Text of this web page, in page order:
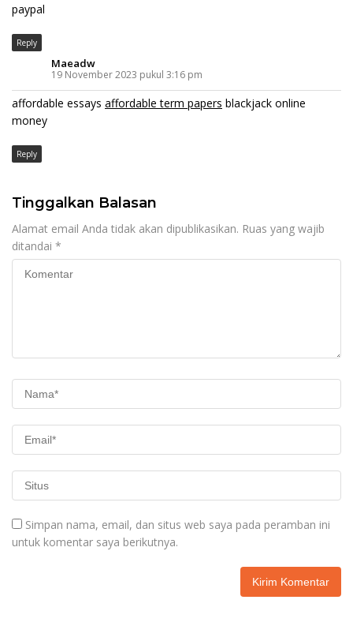
paypal
Reply
Maeadw
19 November 2023 pukul 3:16 pm
affordable essays affordable term papers blackjack online
money
Reply
Tinggalkan Balasan
Alamat email Anda tidak akan dipublikasikan. Ruas yang wajib
ditandai *
Simpan nama, email, dan situs web saya pada peramban ini
untuk komentar saya berikutnya.